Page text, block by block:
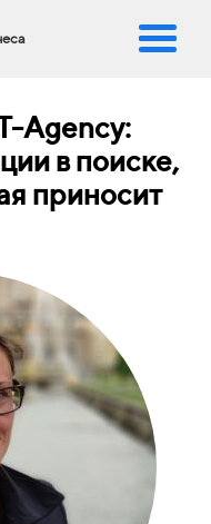
Agency:
в поиске,
приносит